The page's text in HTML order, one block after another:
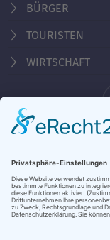
BÜRGER
TOURISTEN
WIRTSCHAFT
Behördennummer 115
KONTAKT
NOTRUFE & HOTLINES
STADTANZEIGER
PRESSE